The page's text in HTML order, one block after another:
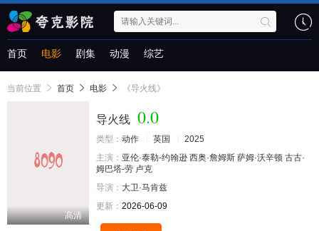
首页 电影 剧集 动漫 综艺
当前位置 首页 电影 《导火线》
高清
导火线 0.0
类型： 动作 英国
2025
主演： 亚伦·泰勒-约翰逊 西奥·詹姆斯 萨姆·沃辛顿 古古·
姆巴塔-劳 卢克
导演： 大卫·马肯兹
更新： 2026-06-09